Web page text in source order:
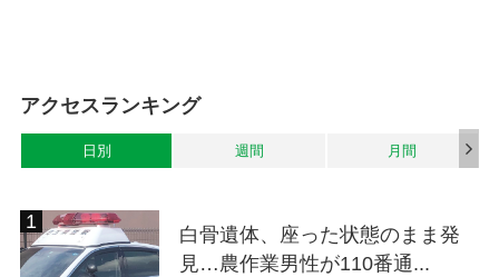
アクセスランキング
日別 週間 月間
白骨遺体、座った状態のまま発
見…農作業男性が110番通...